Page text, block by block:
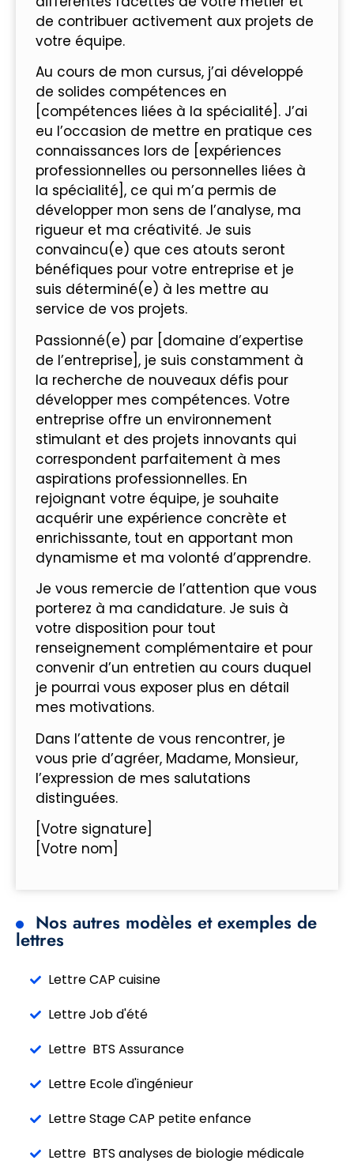
de contribuer activement aux projets de
votre équipe.
Au cours de mon cursus, j’ai développé
de solides compétences en
[compétences liées à la spécialité]. J’ai
eu l’occasion de mettre en pratique ces
connaissances lors de [expériences
professionnelles ou personnelles liées à
la spécialité], ce qui m’a permis de
développer mon sens de l’analyse, ma
rigueur et ma créativité. Je suis
convaincu(e) que ces atouts seront
bénéfiques pour votre entreprise et je
suis déterminé(e) à les mettre au
service de vos projets.
Passionné(e) par [domaine d’expertise
de l’entreprise], je suis constamment à
la recherche de nouveaux défis pour
développer mes compétences. Votre
entreprise offre un environnement
stimulant et des projets innovants qui
correspondent parfaitement à mes
aspirations professionnelles. En
rejoignant votre équipe, je souhaite
acquérir une expérience concrète et
enrichissante, tout en apportant mon
dynamisme et ma volonté d’apprendre.
Je vous remercie de l’attention que vous
porterez à ma candidature. Je suis à
votre disposition pour tout
renseignement complémentaire et pour
convenir d’un entretien au cours duquel
je pourrai vous exposer plus en détail
mes motivations.
Dans l’attente de vous rencontrer, je
vous prie d’agréer, Madame, Monsieur,
l’expression de mes salutations
distinguées.
[Votre signature]
[Votre nom]
Nos autres modèles et exemples de
lettres
Lettre CAP cuisine
Lettre Job d'été
Lettre BTS Assurance
Lettre Ecole d'ingénieur
Lettre Stage CAP petite enfance
Lettre BTS analyses de biologie médicale